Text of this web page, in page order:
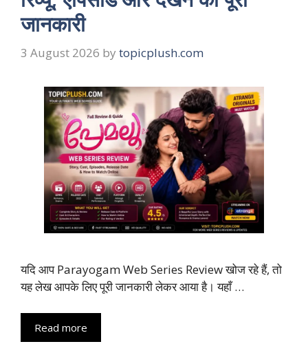
जानकारी
3 August 2026 by topicplush.com
यदि आप Parayogam Web Series Review खोज रहे हैं, तो
यह लेख आपके लिए पूरी जानकारी लेकर आया है। यहाँ …
Read more